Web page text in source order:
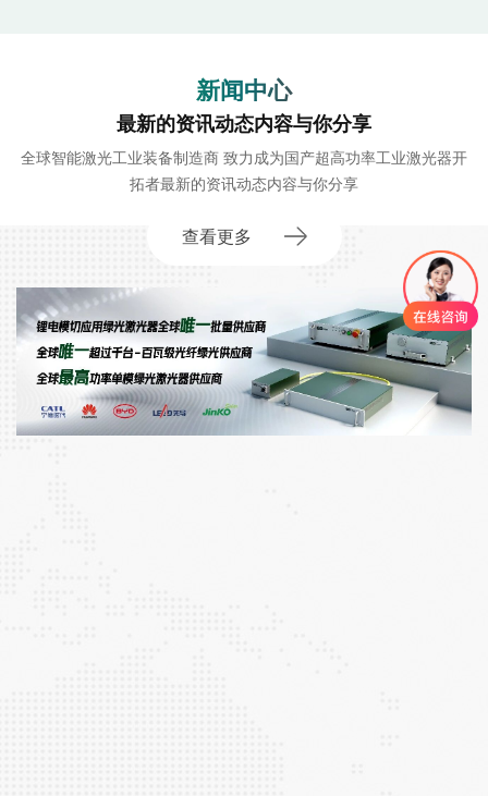
新闻中心
最新的资讯动态内容与你分享
全球智能激光工业装备制造商 致力成为国产超高功率工业激光器开
拓者最新的资讯动态内容与你分享
查看更多